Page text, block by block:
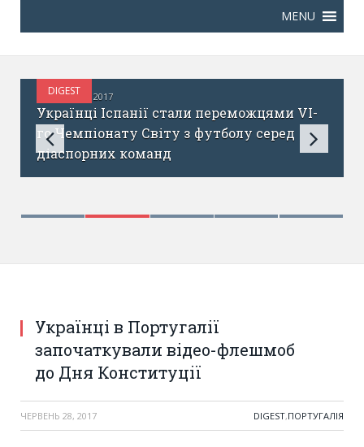
DIGEST
ЧЕРВЕНЬ 29, 2017
Українці Іспанії стали переможцями VI-
го Чемпіонату Світу з футболу серед
діаспорних команд
Українці в Португалії
започаткували відео-флешмоб
до Дня Конституції
ЧЕРВЕНЬ 28, 2017 DIGEST,ПОРТУГАЛІЯ